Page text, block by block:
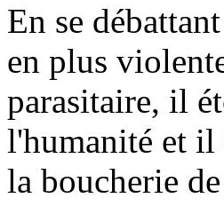
En se
en plus
parasitaire, il
l'humanité et il
la boucherie